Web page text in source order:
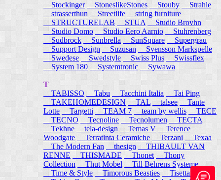
Stockinger
StoneslikeStones Stouby
Strahle
strasserthun
Streetlife
string furniture
STRUCTURELAB
STUA
Studio Brovhn
Studio Domo
Studio Eero Aarnio
Stuhrenberg
Sudbrock
Sunbrella SunSquare
Supergrau
Support Design
Suzusan
Svensson Markspelle
Swedese
Swedstyle Swiss Plus
Swissflex
System 180
Systemtronic Sywawa
T
TABISSO
Tabu Tacchini Italia
Tai Ping
TAKEHOMEDESIGN
TAL talsee
Tante
Lotte
Targetti TEAM 7 team by wellis
TECE
TECNO
Tecnoline Tecnolumen
TECTA
Tekhne
tela-design Temas V
Terence
Woodgate
Terratinta Ceramiche Terzani
Texaa
The Modern Fan
thesign
THIBAULT VAN
RENNE
THISMADE Thonet
Thony
Collection
Thut Mobel
Till Behrens Systeme
Time & Style
Timorous Beasties
Tisettanta